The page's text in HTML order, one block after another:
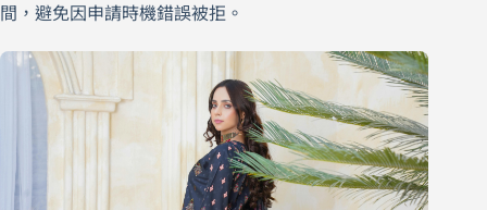
間，避免因申請時機錯誤被拒。